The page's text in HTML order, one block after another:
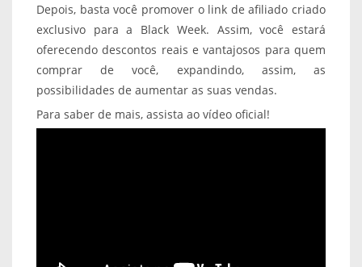
Depois, basta você promover o link de afiliado criado
exclusivo para a Black Week. Assim, você estará
oferecendo descontos reais e vantajosos para quem
comprar de você, expandindo, assim, as
possibilidades de aumentar as suas vendas.
Para saber de mais, assista ao vídeo oficial!